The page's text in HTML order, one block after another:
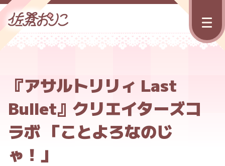
『アサルトリリィ Last
Bullet』クリエイターズコ
ラボ 「ことよろなのじ
ゃ！」